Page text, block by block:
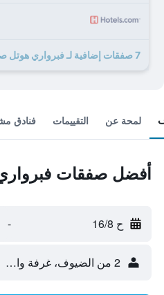
7 صفقات إضافية لـ فبرواري هوتل صنسيو
لمحة عن التقييمات فنادق
أفضل صفقات
ح 16/8 -
2 من الضيوف، غرفة واحدة